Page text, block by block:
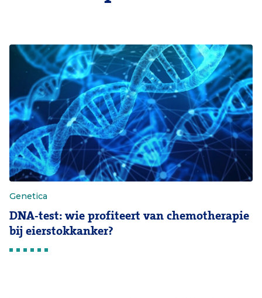
Genetica
DNA-test: wie profiteert van chemotherapie
bij eierstokkanker?